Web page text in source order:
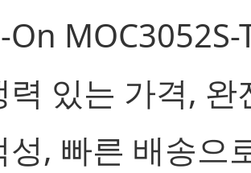
On MOC3052S-
력 있는 가격, 완
성, 빠른 배송으